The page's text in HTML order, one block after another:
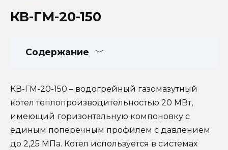
КВ-ГМ-20-150
Содержание
КВ-ГМ-20-150 – водогрейный газомазутный
котел теплопроизводительностью 20 МВт,
имеющий горизонтальную компоновку с
единым поперечным профилем с давлением
до 2,25 МПа. Котел используется в системах